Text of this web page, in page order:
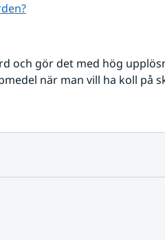
och gör det med hög
när man vill ha koll på